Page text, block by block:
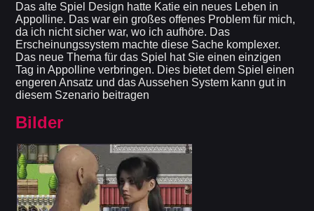
Das alte Spiel Design hatte Katie ein neues Leben in
Appolline. Das war ein großes offenes Problem für mich,
da ich nicht sicher war, wo ich aufhöre. Das
Erscheinungssystem machte diese Sache komplexer.
Das neue Thema für das Spiel hat Sie einen einzigen
Tag in Appolline verbringen. Dies bietet dem Spiel einen
engeren Ansatz und das Aussehen System kann gut in
diesem Szenario beitragen
Bilder